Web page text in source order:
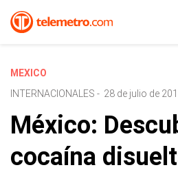
MEXICO
INTERNACIONALES - 28 de julio de
México:
cocaína